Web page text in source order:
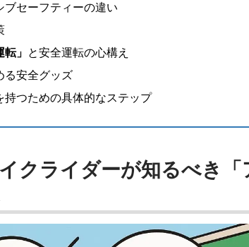
ブセーフティーの違い
」 と安全運転の心構え
る安全グッズ
持つための具体的なステップ
クライダーが知るべき「